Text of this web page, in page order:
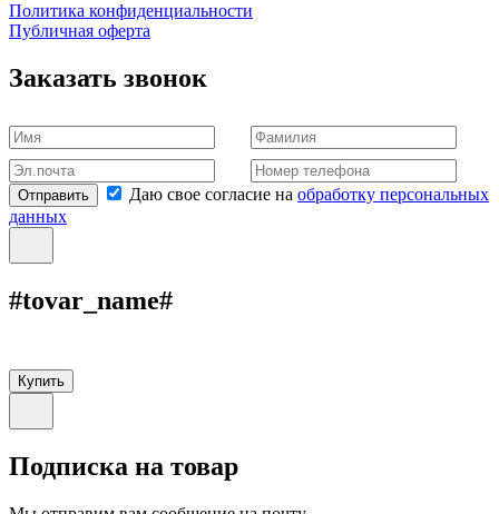
Политика конфиденциальности
Публичная оферта
Заказать звонок
Отправить Даю свое согласие на обработку персональных
данных
#tovar_name#
Купить
Подписка на товар